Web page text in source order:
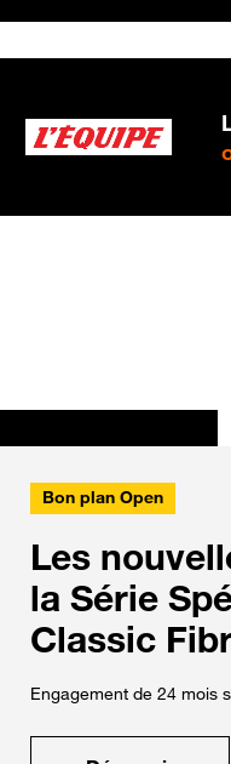
Bon plan Open
Les
la Série
Classic
Engagement de 24 mois